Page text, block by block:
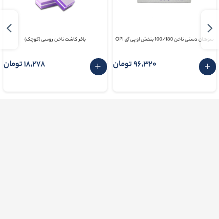
سوهان دستی ناخن 100/180 بنفش او پی آی OPI
96٬320 تومان
بافر کاشت ناخن روسی (کوچک)
18٬278 تومان